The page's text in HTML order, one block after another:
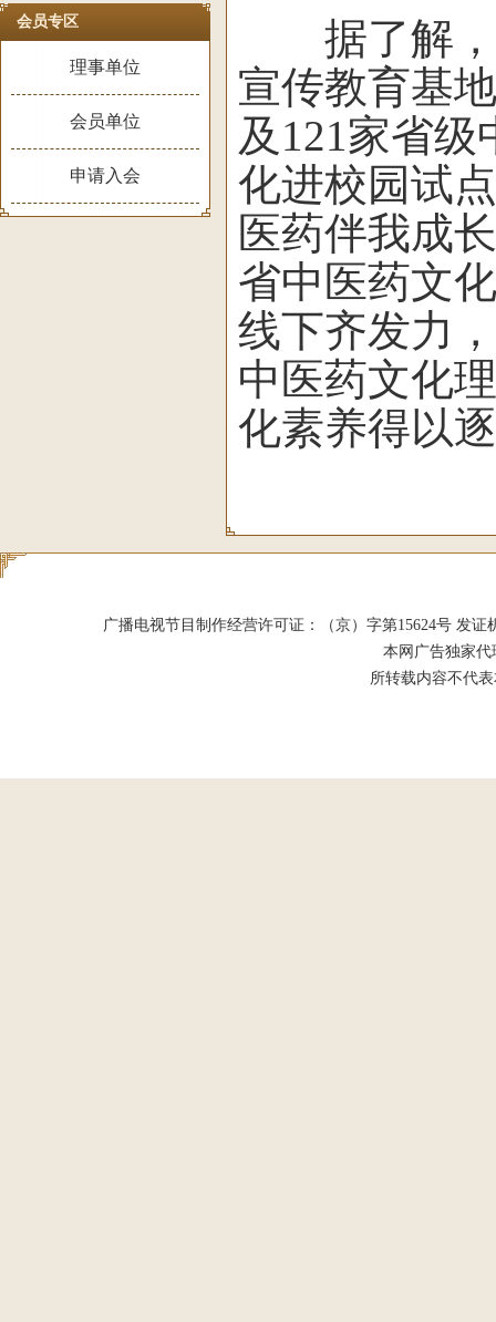
会员专区
理事单位
会员单位
申请入会
据了解，
宣传教育基
及121家省
化进校园试
医药伴我成
省中医药文
线下齐发力
中医药文化
化素养得以
广播电视节目制作经营许可证：（京）字第15624号 发证
本网广告独家
所转载内容不代